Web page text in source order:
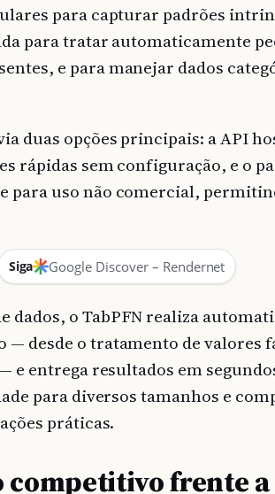
para capturar padrões
para tratar automaticamente
e para manejar dados
duas opções principais: a API
rápidas sem configuração, e o
para uso não comercial,
Siga Google Discover – Rendernet
dados, o TabPFN realiza
— desde o tratamento de valores
e entrega resultados em
para diversos tamanhos e
práticas.
competitivo frente a